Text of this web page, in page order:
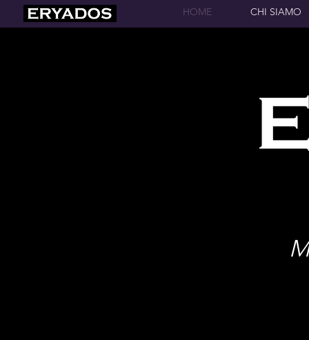
HOME CHI SIAMO